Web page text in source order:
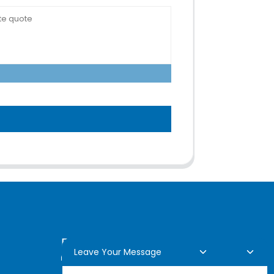
Demande En Ligne
Leave Your Message